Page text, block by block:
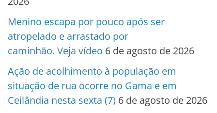
Menino escapa por pouco após ser
atropelado e arrastado por
caminhão. Veja vídeo 6 de agosto de 2026
Ação de acolhimento à população em
situação de rua ocorre no Gama e em
Ceilândia nesta sexta (7) 6 de agosto de 2026